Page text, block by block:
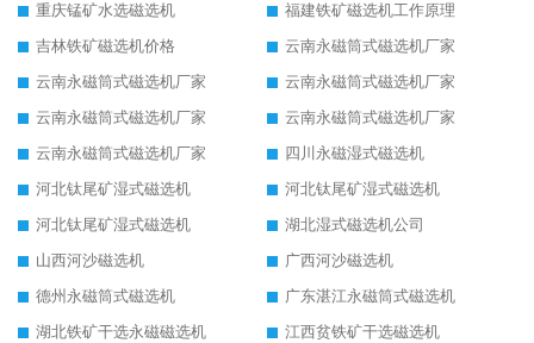
重庆锰矿水选磁选机
福建铁矿磁选机工作原理
吉林铁矿磁选机价格
云南永磁筒式磁选机厂家
云南永磁筒式磁选机厂家
云南永磁筒式磁选机厂家
云南永磁筒式磁选机厂家
云南永磁筒式磁选机厂家
云南永磁筒式磁选机厂家
四川永磁湿式磁选机
河北钛尾矿湿式磁选机
河北钛尾矿湿式磁选机
河北钛尾矿湿式磁选机
湖北湿式磁选机公司
山西河沙磁选机
广西河沙磁选机
德州永磁筒式磁选机
广东湛江永磁筒式磁选机
湖北铁矿干选永磁磁选机
江西贫铁矿干选磁选机